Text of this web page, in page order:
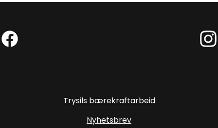
Trysils bærekraftarbeid
Nyhetsbrev